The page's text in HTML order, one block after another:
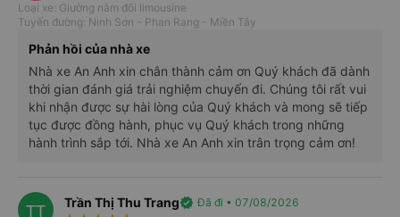
Đặt véxe An Anh Limousine đi Đà Lạt từ Sài Gòn
hưởng dịch vụ vận tải chuyên nghiệp và sự thoải mái tối ưu.
Đội ngũ chăm sóc khách hàng của An Anh luôn sẵn sàng hỗ
trợ bạn, đảm bảo một chuyến đi suôn sẻ và đầy trải nghiệm
đáng nhớ.
đón/trả của nhà xe An Anh Limousine
Loại xe: Giường nằm đôi limousine
Tuyến đường: Ninh Sơn - Phan Rang - Miền Tây
Phản hồi của nhà xe
Nhà xe An Anh xin chân thành cảm ơn Quý khách đã dành
thời gian đánh giá trải nghiệm chuyến đi. Chúng tôi rất vui
khi nhận được sự hài lòng của Quý khách và mong sẽ tiếp
tục được đồng hành, phục vụ Quý khách trong những
hành trình sắp tới. Nhà xe An Anh xin trân trọng cảm ơn!
TT Trần Thị Thu Trangverified Đã đi • 07/08/2026